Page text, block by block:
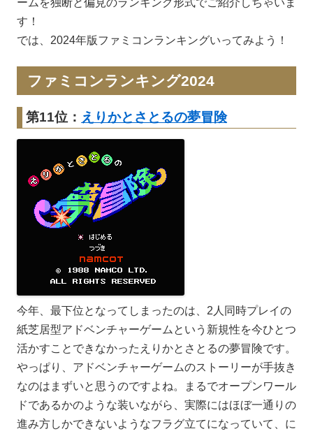
す！
では、2024年版ファミコンランキングいってみよう！
ファミコンランキング2024
第11位： えりかとさとるの夢冒険
今年、最下位となってしまったのは、2人同時プレイの
紙芝居型アドベンチャーゲームという新規性を今ひとつ
活かすことできなかったえりかとさとるの夢冒険です。
やっぱり、アドベンチャーゲームのストーリーが手抜き
なのはまずいと思うのですよね。まるでオープンワール
ドであるかのような装いながら、実際にはほぼ一通りの
進み方しかできないようなフラグ立てになっていて、に